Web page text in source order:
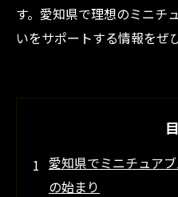
す。愛知県で理想のミニチ
いをサポートする情報をぜ
愛知県でミニチュア
の始まり